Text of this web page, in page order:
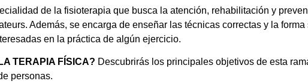
de la fisioterapia que busca la atención, rehabilitación y
Además, se encarga de enseñar las técnicas correctas y la forma
en la práctica de algún ejercicio.
TERAPIA FÍSICA? Descubrirás los principales objetivos de esta
personas.